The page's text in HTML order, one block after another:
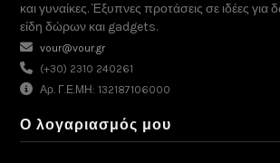
και γυναίκες. Έξυπνες προτάσεις σε ιδέες
είδη δώρων και gadgets.
vour@vour.gr
(+30) 2310 240261
Αρ. Γ.Ε.ΜΗ: 132187106000
Ο λογαριασμός μου